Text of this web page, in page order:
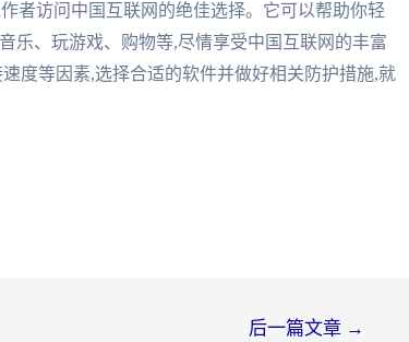
者访问中国互联网的绝佳选择。它可以帮助你轻
乐、玩游戏、购物等,尽情享受中国互联网的丰富
度等因素,选择合适的软件并做好相关防护措施,就
后一篇文章 →